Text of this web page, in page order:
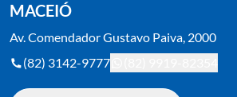
MACEIÓ
Av. Comendador Gustavo Paiva, 2000
(82) 3142-9777